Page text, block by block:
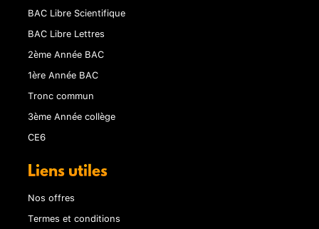
BAC Libre Scientifique
BAC Libre Lettres
2ème Année BAC
1ère Année BAC
Tronc commun
3ème Année collège
CE6
Liens utiles
Nos offres
Termes et conditions